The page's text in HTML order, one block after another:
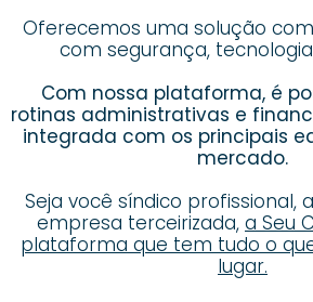
Oferecemos uma solução
com segurança,
Com nossa plataforma, é
rotinas administrativas e
integrada com os principais
mercado.
Seja você síndico profissional,
empresa terceirizada, a Seu
plataforma que tem tudo o
lugar.